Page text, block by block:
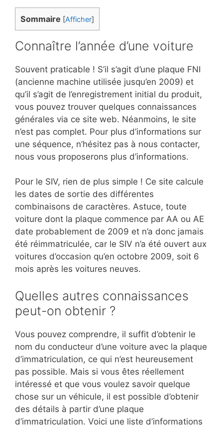
Sommaire [Afficher]
Connaître l’année d’une voiture
Souvent praticable ! S’il s’agit d’une plaque FNI
(ancienne machine utilisée jusqu’en 2009) et
qu’il s’agit de l’enregistrement initial du produit,
vous pouvez trouver quelques connaissances
générales via ce site web. Néanmoins, le site
n’est pas complet. Pour plus d’informations sur
une séquence, n’hésitez pas à nous contacter,
nous vous proposerons plus d’informations.
Pour le SIV, rien de plus simple ! Ce site calcule
les dates de sortie des différentes
combinaisons de caractères. Astuce, toute
voiture dont la plaque commence par AA ou AE
date probablement de 2009 et n’a donc jamais
été réimmatriculée, car le SIV n’a été ouvert aux
voitures d’occasion qu’en octobre 2009, soit 6
mois après les voitures neuves.
Quelles autres connaissances
peut-on obtenir ?
Vous pouvez comprendre, il suffit d’obtenir le
nom du conducteur d’une voiture avec la plaque
d’immatriculation, ce qui n’est heureusement
pas possible. Mais si vous êtes réellement
intéressé et que vous voulez savoir quelque
chose sur un véhicule, il est possible d’obtenir
des détails à partir d’une plaque
d’immatriculation. Voici une liste d’informations